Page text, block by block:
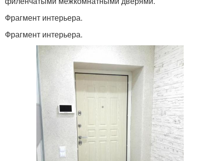
Фрагмент интерьера.
Фрагмент интерьера.